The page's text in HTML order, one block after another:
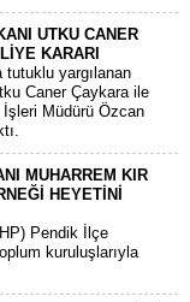
UTKU CANER
KARARI
yargılanan
Caner Çaykara ile
Müdürü Özcan
MUHARREM KIR
HEYETİNİ
Pendik İlçe
kuruluşlarıyla